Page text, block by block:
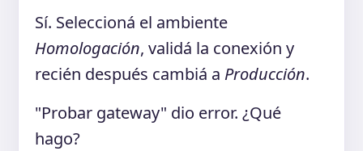
Sí. Seleccioná el ambiente
Homologación, validá la conexión y
recién después cambiá a Producción.
"Probar gateway" dio error. ¿Qué
hago?